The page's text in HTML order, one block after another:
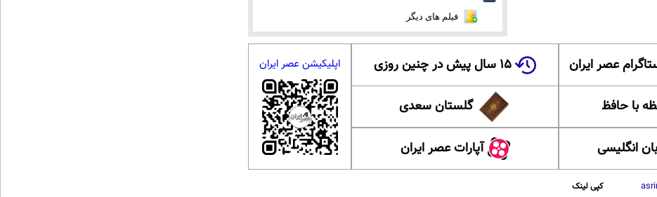
فیلم های دیگر
عصر ایران ۱۵ سال پیش در چنین روزی
با حافظ گلستان سعدی
انگلیسی آپارات عصر ایران
اپلیکیشن عصر ایران
کپی لینک